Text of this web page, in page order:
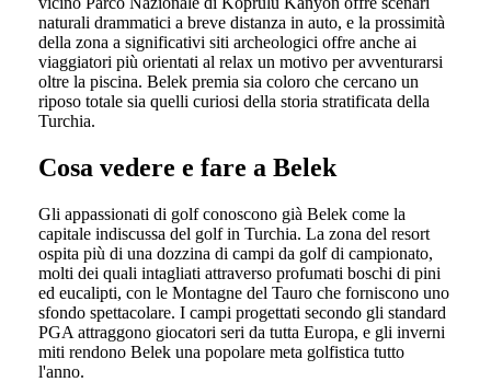
naturali drammatici a breve distanza in auto, e la prossimità
della zona a significativi siti archeologici offre anche ai
viaggiatori più orientati al relax un motivo per avventurarsi
oltre la piscina. Belek premia sia coloro che cercano un
riposo totale sia quelli curiosi della storia stratificata della
Turchia.
Cosa vedere e fare a Belek
Gli appassionati di golf conoscono già Belek come la
capitale indiscussa del golf in Turchia. La zona del resort
ospita più di una dozzina di campi da golf di campionato,
molti dei quali intagliati attraverso profumati boschi di pini
ed eucalipti, con le Montagne del Tauro che forniscono uno
sfondo spettacolare. I campi progettati secondo gli standard
PGA attraggono giocatori seri da tutta Europa, e gli inverni
miti rendono Belek una popolare meta golfistica tutto
l'anno.